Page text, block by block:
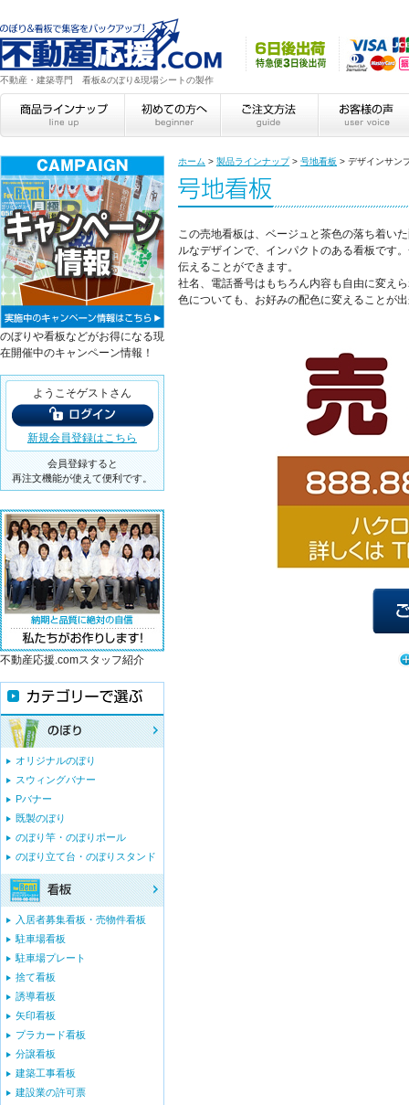
不動産・建築専門 看板&のぼり&現場シートの製作
ホーム > 製品ラインナップ> 号地看板 > デザインサン
この売地看板は、ベージュと茶色の落ち着い
ルなデザインで、インパクトのある看板です
伝えることができます。
社名、電話番号はもちろん内容も自由に変え
色についても、お好みの配色に変えることが
のぼりや看板などがお得になる現
在開催中のキャンペーン情報！
ようこそゲストさん
新規会員登録はこちら
会員登録すると
再注文機能が使えて便利です。
不動産応援.comスタッフ紹介
オリジナルのぼり
スウィングバナー
Pバナー
既製のぼり
のぼり竿・のぼりポール
のぼり立て台・のぼりスタンド
入居者募集看板・売物件看板
駐車場看板
駐車場プレート
捨て看板
誘導看板
矢印看板
プラカード看板
分譲看板
建築工事看板
建設業の許可票